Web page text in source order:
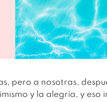
pero a nosotras,
y la alegría, y eso